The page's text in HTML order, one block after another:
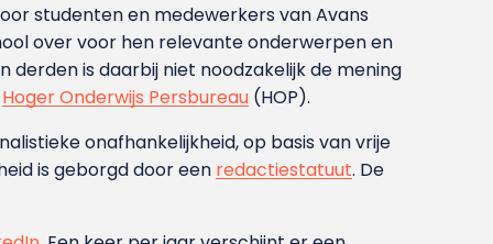
studenten en medewerkers van Avans
over voor hen relevante onderwerpen en
is daarbij niet noodzakelijk de mening
Hoger Onderwijs Persbureau (HOP).
onafhankelijkheid, op basis van vrije
is geborgd door een redactiestatuut. De